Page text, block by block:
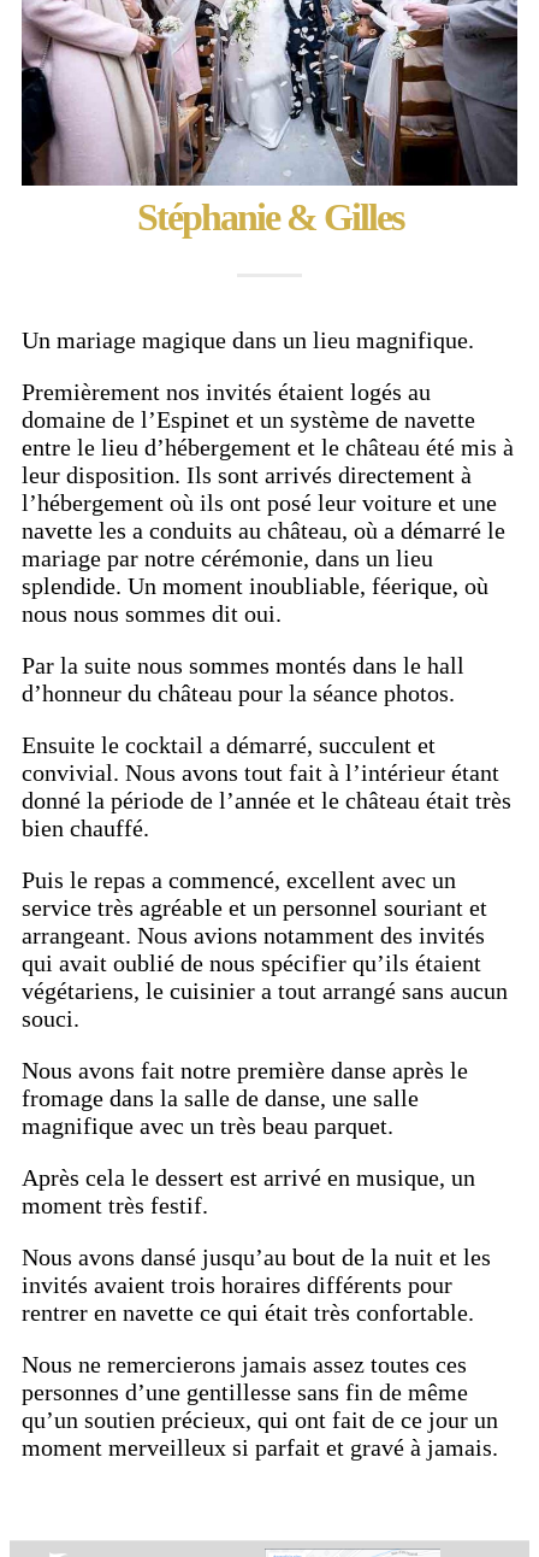
Stéphanie & Gilles
Un mariage magique dans un lieu magnifique.
Premièrement nos invités étaient logés au
domaine de l’Espinet et un système de navette
entre le lieu d’hébergement et le château été mis à
leur disposition. Ils sont arrivés directement à
l’hébergement où ils ont posé leur voiture et une
navette les a conduits au château, où a démarré le
mariage par notre cérémonie, dans un lieu
splendide. Un moment inoubliable, féerique, où
nous nous sommes dit oui.
Par la suite nous sommes montés dans le hall
d’honneur du château pour la séance photos.
Ensuite le cocktail a démarré, succulent et
convivial. Nous avons tout fait à l’intérieur étant
donné la période de l’année et le château était très
bien chauffé.
Puis le repas a commencé, excellent avec un
service très agréable et un personnel souriant et
arrangeant. Nous avions notamment des invités
qui avait oublié de nous spécifier qu’ils étaient
végétariens, le cuisinier a tout arrangé sans aucun
souci.
Nous avons fait notre première danse après le
fromage dans la salle de danse, une salle
magnifique avec un très beau parquet.
Après cela le dessert est arrivé en musique, un
moment très festif.
Nous avons dansé jusqu’au bout de la nuit et les
invités avaient trois horaires différents pour
rentrer en navette ce qui était très confortable.
Nous ne remercierons jamais assez toutes ces
personnes d’une gentillesse sans fin de même
qu’un soutien précieux, qui ont fait de ce jour un
moment merveilleux si parfait et gravé à jamais.